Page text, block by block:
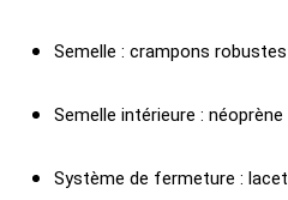
Semelle : crampons
Semelle intérieure :
Système de fermeture :